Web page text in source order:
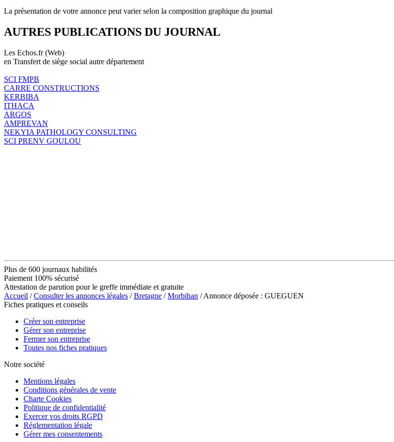
La présentation de votre annonce peut varier selon la composition graphique du journal
AUTRES PUBLICATIONS DU JOURNAL
Les Echos.fr (Web)
en Transfert de siège social autre département
SCI FMPB
CARRE CONSTRUCTIONS
KERBIBA
ITHACA
ARGOS
AMPREVAN
NEKYIA PATHOLOGY CONSULTING
SCI PRENV GOULOU
Plus de 600 journaux habilités
Paiement 100% sécurisé
Attestation de parution pour le greffe immédiate et gratuite
Accueil /Consulter les annonces légales /Bretagne /Morbihan / Annonce déposée : GUEGUEN
Fiches pratiques et conseils
Créer son entreprise
Gérer son entreprise
Fermer son entreprise
Toutes nos fiches pratiques
Notre société
Mentions légales
Conditions générales de vente
Charte Cookies
Politique de confidentialité
Exercer vos droits RGPD
Réglementation légale
Gérer mes consentements